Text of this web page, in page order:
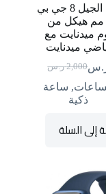
ساعة ابل الجيل 8 جي بي
41 مم هيكل من
ميدنايت مع
ميدنايت
2,000 ر.سالسعر
الأصلي
هو:
السعر
الحالي
هو:
, ساعة
ذكية
إلى السلة